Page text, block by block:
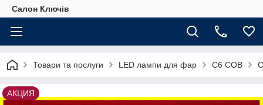
Салон Ключів
Товари та послуги LED лампи для фар С6 COB
АКЦИЯ